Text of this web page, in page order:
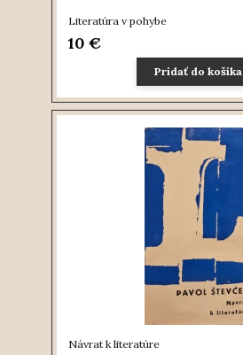
Literatúra v pohybe
10 €
Pridať do košíka
Návrat k literatúre